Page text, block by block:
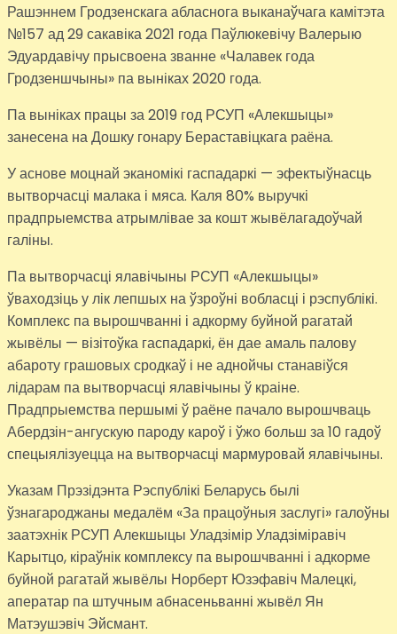
Рашэннем Гродзенскага абласнога выканаўчага камітэта
№157 ад 29 сакавіка 2021 года Паўлюкевічу Валерыю
Эдуардавічу прысвоена званне «Чалавек года
Гродзеншчыны» па выніках 2020 года.
Па выніках працы за 2019 год РСУП «Алекшыцы»
занесена на Дошку гонару Бераставіцкага раёна.
У аснове моцнай эканомікі гаспадаркі — эфектыўнасць
вытворчасці малака і мяса. Каля 80% выручкі
прадпрыемства атрымлівае за кошт жывёлагадоўчай
галіны.
Па вытворчасці ялавічыны РСУП «Алекшыцы»
ўваходзіць у лік лепшых на ўзроўні вобласці і рэспублікі.
Комплекс па вырошчванні і адкорму буйной рагатай
жывёлы — візітоўка гаспадаркі, ён дае амаль палову
абароту грашовых сродкаў і не аднойчы станавіўся
лідарам па вытворчасці ялавічыны ў краіне.
Прадпрыемства першымі ў раёне пачало вырошчваць
Абердзін-ангускую пароду кароў і ўжо больш за 10 гадоў
спецыялізуецца на вытворчасці мармуровай ялавічыны.
Указам Прэзідэнта Рэспублікі Беларусь былі
ўзнагароджаны медалём «За працоўныя заслугі» галоўны
заатэхнік РСУП Алекшыцы Уладзімір Уладзіміравіч
Карытцо, кіраўнік комплексу па вырошчванні і адкорме
буйной рагатай жывёлы Норберт Юзэфавіч Малецкі,
аператар па штучным абнасеньванні жывёл Ян
Матэушэвіч Эйсмант.